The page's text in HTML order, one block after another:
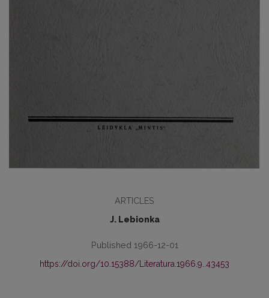
ARTICLES
J. Lebionka
Published 1966-12-01
https://doi.org/10.15388/Literatura.1966.9..43453